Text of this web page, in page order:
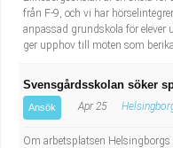
från F-9, och vi har
anpassad grundskola för elever
ger upphov till möten som
Svensgårdsskolan söker
Ansök Apr 25
Om arbetsplatsen